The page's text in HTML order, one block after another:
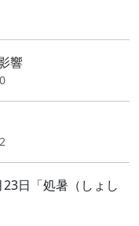
響
日「処暑（しょし